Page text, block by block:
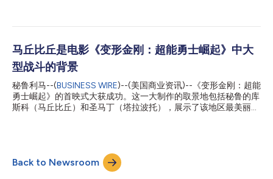
Kjolle（排名第28）和Mayta（排名第47）。 厨师Virgilio
仪式上发表获奖感言时自豪地说：“能否成为最好的并不重要，重
要的是热爱自己所做的事情。” Kjolle的负责人、Martínez的合作伙
伴及妻子Pía León也上台领取了奖项，并对获此殊荣表示感谢。她
指出：“我们一直在非常努力地工作。我们时常回顾过去，回看我
们一路走来的历程，并不断地进行反思。”。 值得注意的是，《世
界50家最佳餐厅》排行榜是英国杂志《餐厅》于2002年设立的。
投票人员包括由1000多名美食专家组成的小组，并通过有组织且
马丘比丘是电影《变形金刚：超能勇士崛起》中大
型战斗的背景
秘鲁利马--(BUSINESS WIRE)--(美国商业资讯)--《变形金刚：超能
勇士崛起》的首映式大获成功。这一大制作的取景地包括秘鲁的库
斯科（马丘比丘）和圣马丁（塔拉波托），展示了该地区最美丽的
叹为观止。” 电影拍摄于疫情期间，而秘鲁热情好客的氛围让导演
Steven Caple Jr印象深刻，他在库斯科推出了全新的变形金刚派系
——巨无霸：“秘鲁是地球上最美丽的地方之一，那里的团队和人
Back to Newsroom